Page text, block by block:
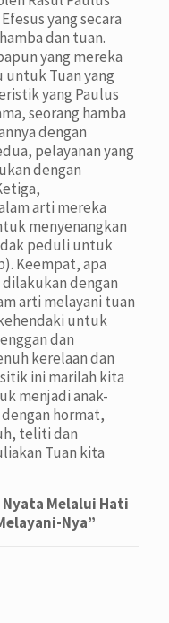
yang secara
dan tuan.
yang mereka
Tuan yang
yang Paulus
seorang hamba
dengan
pelayanan yang
dengan
arti mereka
menyenangkan
peduli untuk
Keempat, apa
dengan
arti melayani tuan
untuk
dan
kerelaan dan
ini marilah kita
menjadi anak-
hormat,
teliti dan
Tuan kita
Melalui Hati
Nya”